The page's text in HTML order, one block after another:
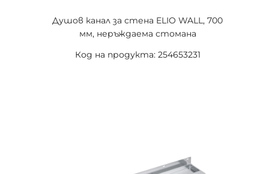
Душов канал за стена ELIO WALL, 700
мм, неръждаема стомана
Код на продукта: 254653231